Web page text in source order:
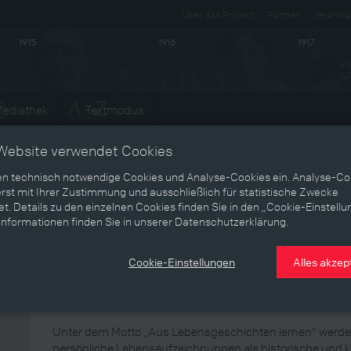
1915 1916 1917
Textmodus
Dokumentation
Aufzeichnungen, Institut für
Sozialgeschichte der
Unter dem Motto „Aus Lebensgeschichten lernen“
persönliche Lebensaufzeichnungen als historische und
verwendet Cookies
technisch notwendige Cookies und Analyse-Cookies ein. Analyse-
mit Ihrer Zustimmung und ausschließlich für statistische Zwecke
Details zu den einzelnen Cookies finden Sie in den „Cookie-
finden Sie in unserer Datenschutzerklärung.
Cookie-Einstellungen Alles